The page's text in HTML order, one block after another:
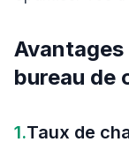
bureau de
1.Taux de